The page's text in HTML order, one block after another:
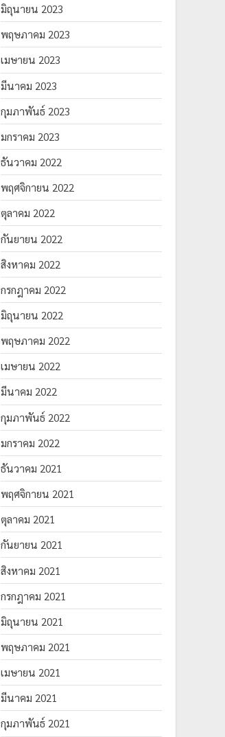
มิถุนายน 2023
พฤษภาคม 2023
เมษายน 2023
มีนาคม 2023
กุมภาพันธ์ 2023
มกราคม 2023
ธันวาคม 2022
พฤศจิกายน 2022
ตุลาคม 2022
กันยายน 2022
สิงหาคม 2022
กรกฎาคม 2022
มิถุนายน 2022
พฤษภาคม 2022
เมษายน 2022
มีนาคม 2022
กุมภาพันธ์ 2022
มกราคม 2022
ธันวาคม 2021
พฤศจิกายน 2021
ตุลาคม 2021
กันยายน 2021
สิงหาคม 2021
กรกฎาคม 2021
มิถุนายน 2021
พฤษภาคม 2021
เมษายน 2021
มีนาคม 2021
กุมภาพันธ์ 2021